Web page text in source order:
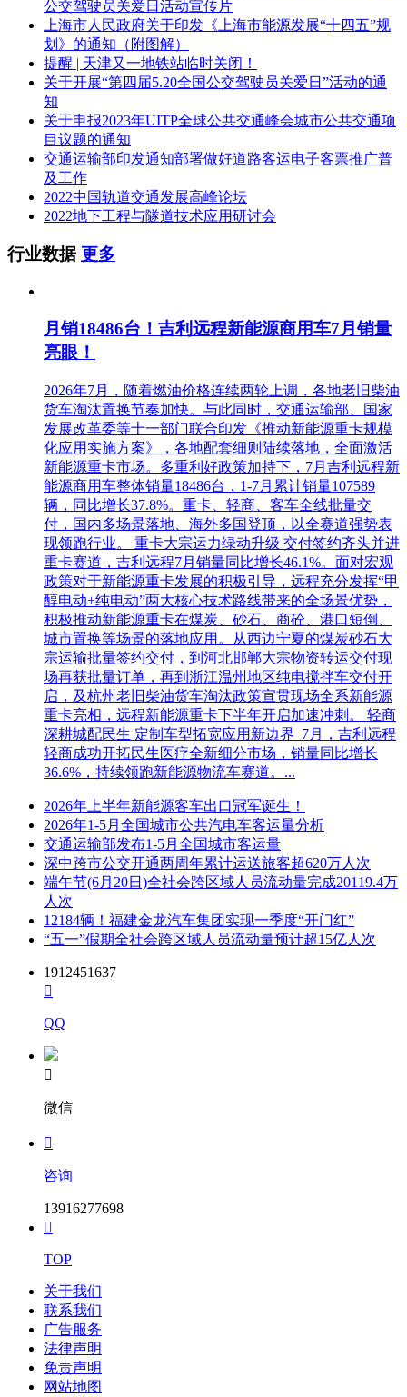
公交驾驶员关爱日活动宣传片
上海市人民政府关于印发《上海市能源发展“十四五”规
划》的通知（附图解）
提醒 | 天津又一地铁站临时关闭！
关于开展“第四届5.20全国公交驾驶员关爱日”活动的通
知
关于申报2023年UITP全球公共交通峰会城市公共交通项
目议题的通知
交通运输部印发通知部署做好道路客运电子客票推广普
及工作
2022中国轨道交通发展高峰论坛
2022地下工程与隧道技术应用研讨会
行业数据更多
月销18486台！吉利远程新能源商用车7月销量
亮眼！
2026年7月，随着燃油价格连续两轮上调，各地老旧柴油
货车淘汰置换节奏加快。与此同时，交通运输部、国家
发展改革委等十一部门联合印发《推动新能源重卡规模
化应用实施方案》，各地配套细则陆续落地，全面激活
新能源重卡市场。多重利好政策加持下，7月吉利远程新
能源商用车整体销量18486台，1-7月累计销量107589
辆，同比增长37.8%。重卡、轻商、客车全线批量交
付，国内多场景落地、海外多国登顶，以全赛道强势表
现领跑行业。 重卡大宗运力绿动升级 交付签约齐头并进
重卡赛道，吉利远程7月销量同比增长46.1%。面对宏观
政策对于新能源重卡发展的积极引导，远程充分发挥“甲
醇电动+纯电动”两大核心技术路线带来的全场景优势，
积极推动新能源重卡在煤炭、砂石、商砼、港口短倒、
城市置换等场景的落地应用。从西边宁夏的煤炭砂石大
宗运输批量签约交付，到河北邯郸大宗物资转运交付现
场再获批量订单，再到浙江温州地区纯电搅拌车交付开
启，及杭州老旧柴油货车淘汰政策宣贯现场全系新能源
重卡亮相，远程新能源重卡下半年开启加速冲刺。 轻商
深耕城配民生 定制车型拓宽应用新边界 7月，吉利远程
轻商成功开拓民生医疗全新细分市场，销量同比增长
36.6%，持续领跑新能源物流车赛道。...
2026年上半年新能源客车出口冠军诞生！
2026年1-5月全国城市公共汽电车客运量分析
交通运输部发布1-5月全国城市客运量
深中跨市公交开通两周年累计运送旅客超620万人次
端午节(6月20日)全社会跨区域人员流动量完成20119.4万
人次
12184辆！福建金龙汽车集团实现一季度“开门红”
“五一”假期全社会跨区域人员流动量预计超15亿人次
1912451637

QQ

微信

咨询
13916277698

TOP
关于我们
联系我们
广告服务
法律声明
免责声明
网站地图